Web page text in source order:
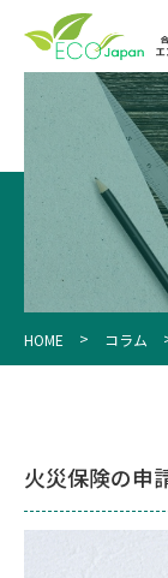
HOME > コラム
火災保険の申